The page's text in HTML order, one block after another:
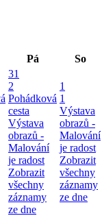
Pá
So
31
2
Pohádková
cesta
Výstava
obrazů -
Malování
je radost
Zobrazit
všechny
záznamy
ze dne
1
1
Výstava
obrazů -
Malování
je radost
Zobrazit
všechny
záznamy
ze dne